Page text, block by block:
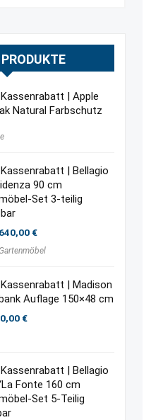
Kassenrabatt | Apple
Natural Farbschutz
| Bellagio
90 cm
Set 3-teilig
Ursprünglicher
640,00€Aktueller
ist:
Kassenrabatt | Madison
Auflage 150×48 cm
€Aktueller
| Bellagio
Fonte 160 cm
Set 5-Teilig